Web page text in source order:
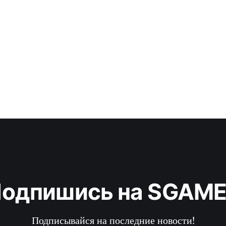
на
Подписывайся на последние новости!